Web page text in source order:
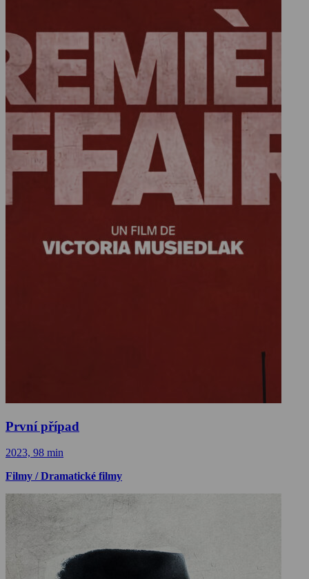
První případ
2023, 98 min
Filmy / Dramatické filmy